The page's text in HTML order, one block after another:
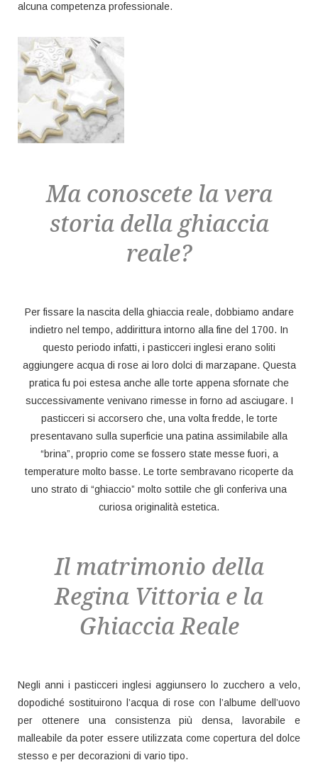
alcuna competenza professionale.
Ma conoscete la vera
storia della ghiaccia
reale?
Per fissare la nascita della ghiaccia reale, dobbiamo andare
indietro nel tempo, addirittura intorno alla fine del 1700. In
questo periodo infatti, i pasticceri inglesi erano soliti
aggiungere acqua di rose ai loro dolci di marzapane. Questa
pratica fu poi estesa anche alle torte appena sfornate che
successivamente venivano rimesse in forno ad asciugare. I
pasticceri si accorsero che, una volta fredde, le torte
presentavano sulla superficie una patina assimilabile alla
“brina”, proprio come se fossero state messe fuori, a
temperature molto basse. Le torte sembravano ricoperte da
uno strato di “ghiaccio” molto sottile che gli conferiva una
curiosa originalità estetica.
Il matrimonio della
Regina Vittoria e la
Ghiaccia Reale
Negli anni i pasticceri inglesi aggiunsero lo zucchero a velo,
dopodiché sostituirono l’acqua di rose con l’albume dell’uovo
per ottenere una consistenza più densa, lavorabile e
malleabile da poter essere utilizzata come copertura del dolce
stesso e per decorazioni di vario tipo.